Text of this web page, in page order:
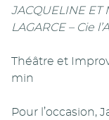
JACQUELINE ET
LAGARCE – Cie
Théâtre et
min
Pour l’occasion,